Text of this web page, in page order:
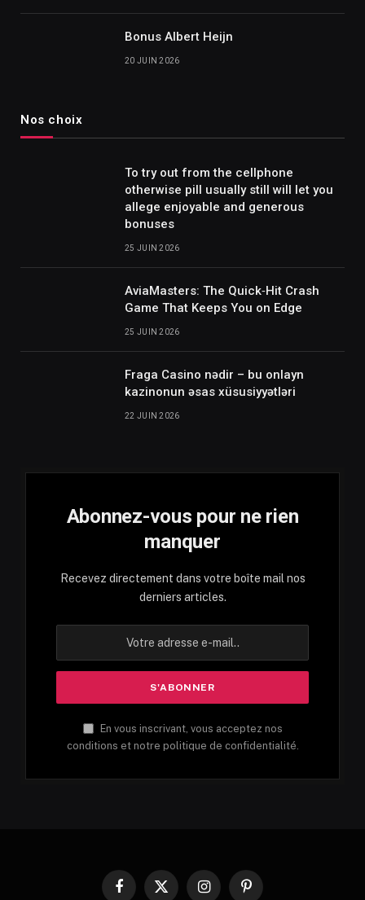
Bonus Albert Heijn
20 JUIN 2026
Nos choix
To try out from the cellphone
otherwise pill usually still will let you
allege enjoyable and generous
bonuses
25 JUIN 2026
AviaMasters: The Quick‑Hit Crash
Game That Keeps You on Edge
25 JUIN 2026
Fraga Casino nədir – bu onlayn
kazinonun əsas xüsusiyyətləri
22 JUIN 2026
Abonnez-vous pour ne rien
manquer
Recevez directement dans votre boîte mail nos
derniers articles.
En vous inscrivant, vous acceptez nos
conditions et notre politique de confidentialité.
Facebook
X InstagramPinterest